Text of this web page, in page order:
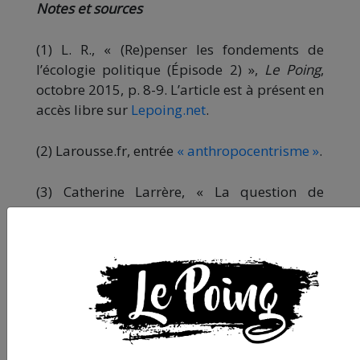
Notes et sources
(1) L. R., « (Re)penser les fondements de
l’écologie politique (Épisode 2) », Le Poing,
octobre 2015, p. 8-9. L’article est à présent en
accès libre sur Lepoing.net.
(2) Larousse.fr, entrée « anthropocentrisme ».
(3) Catherine Larrère, « La question de
l’écologie. Ou la querelle des naturalismes »,
(4) Le terme « environnemental(e) » est
critiquable car il peut être compris comme
étant (encore) anthropocentrique :